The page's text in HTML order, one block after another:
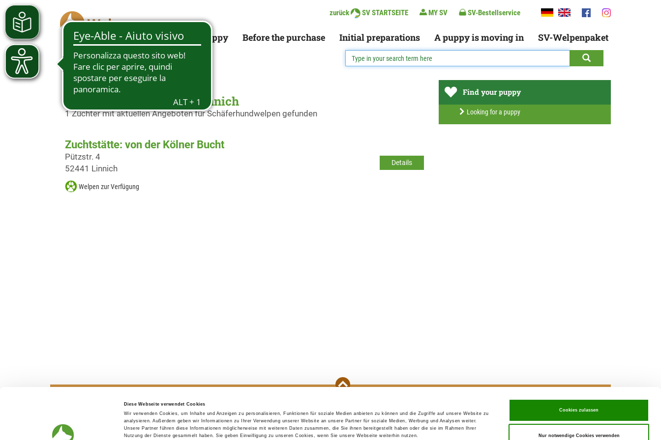
Diese Webseite verwendet Cookies
Wir verwenden Cookies, um Inhalte und Anzeigen zu personalisieren, Funktionen für soziale Medien anbieten zu können und die Zugriffe auf unsere Website zu
analysieren. Außerdem geben wir Informationen zu Ihrer Verwendung unserer Website an unsere Partner für soziale Medien, Werbung und Analysen weiter.
Unsere Partner führen diese Informationen möglicherweise mit weiteren Daten zusammen, die Sie ihnen bereitgestellt haben oder die sie im Rahmen Ihrer
Nutzung der Dienste gesammelt haben. Sie geben Einwilligung zu unseren Cookies, wenn Sie unsere Webseite weiterhin nutzen.
Cookies zulassen
Nur notwendige Cookies verwenden
zurück SV STARTSEITE MY SV SV-Bestellservice
Looking for a puppy Before the purchase Initial preparations A puppy is moving in SV-Welpenpaket
Schäferhundwelpen in Linnich
1 Züchter mit aktuellen Angeboten für Schäferhundwelpen gefunden
Zuchtstätte: von der Kölner Bucht
Details
Pützstr. 4
52441 Linnich
Welpen zur Verfügung
Find your puppy
Looking for a puppy
Looking for a puppy Before the purchase Initial preparations A puppy is moving in SV-Welpenpaket